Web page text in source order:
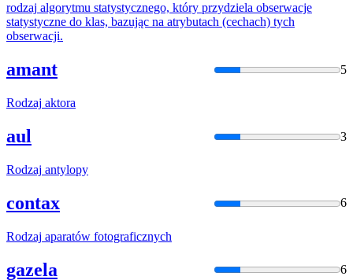
rodzaj algorytmu statystycznego, który przydziela obserwacje
statystyczne do klas, bazując na atrybutach (cechach) tych
obserwacji.
amant 5
Rodzaj aktora
aul 3
Rodzaj antylopy
contax 6
Rodzaj aparatów fotograficznych
gazela 6